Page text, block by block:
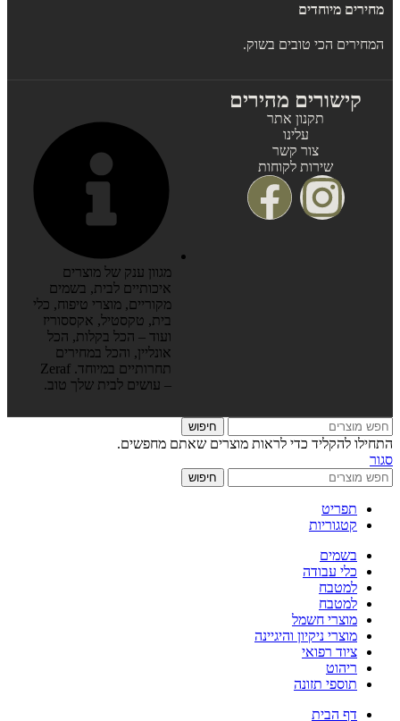
מחירים מיוחדים
המחירים הכי טובים בשוק.
קישורים מהירים
תקנון אתר
עלינו
צור קשר
שירות לקוחות
מגוון ענק של מוצרים
איכותיים לבית, בשמים
מקוריים, מוצרי טיפוח, כלי
בית, טקסטיל, אקססוריז
ועוד – הכל בקלות, הכל
אונליין, והכל במחירים
תחרותיים במיוחד. Zeraf
– עושים לבית שלך טוב.
חיפוש
התחילו להקליד כדי לראות מוצרים שאתם מחפשים.
סגור
חיפוש
תפריט
קטגוריות
בשמים
כלי עבודה
למטבח
למטבח
מוצרי חשמל
מוצרי ניקיון והיגיינה
ציוד רפואי
ריהוט
תוספי תזונה
דף הבית